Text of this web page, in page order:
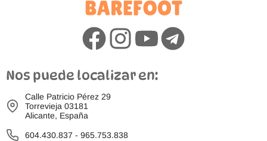
Nos puede localizar en:
Calle Patricio Pérez 29
Torrevieja 03181
Alicante, España
604.430.837 - 965.753.838